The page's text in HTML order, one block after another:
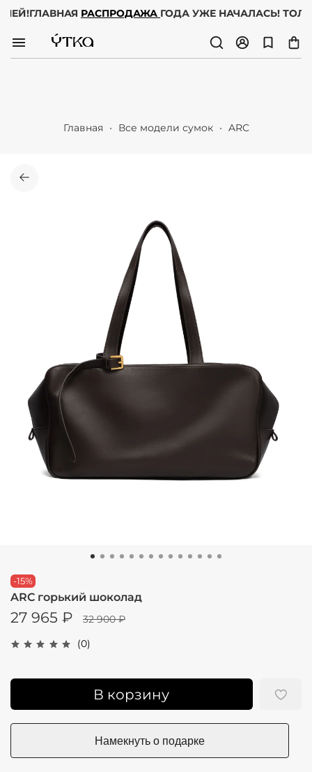
ГЛАВНАЯРАСПРОДАЖАГОДА УЖЕ НАЧАЛАСЬ!
Главная Все модели сумок ARC
-15%
(0)
ARC горький шоколад
27 965 ₽ 32 900 ₽
В корзину